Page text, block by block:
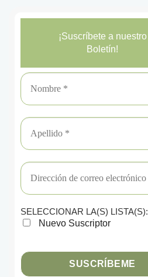
¡Suscríbete a nuestro
Boletín!
SELECCIONAR LA(S) LISTA(S):
Nuevo Suscriptor